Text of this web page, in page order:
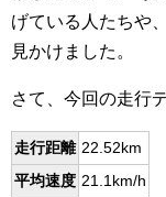
げている人たちや
見かけました。
さて、今回の走行
走行距離 22.52km
平均速度 21.1km/h